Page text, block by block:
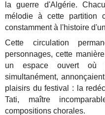
la guerre d'Algérie.
mélodie à cette partition
constamment à l'histoire
Cette circulation
personnages, cette
un espace ouvert où
simultanément,
plaisirs du festival : la
Tati, maître
compositions chorales.